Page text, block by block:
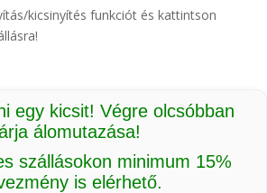
kicsinyítés funkciót és kattintson
egy kicsit! Végre olcsóbban
álomutazása!
szállásokon minimum 15%
is elérhető.